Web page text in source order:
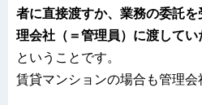
者に直接渡すか、業務の委託
理会社（＝管理員）に渡してい
ということです。
賃貸マンションの場合も管理会